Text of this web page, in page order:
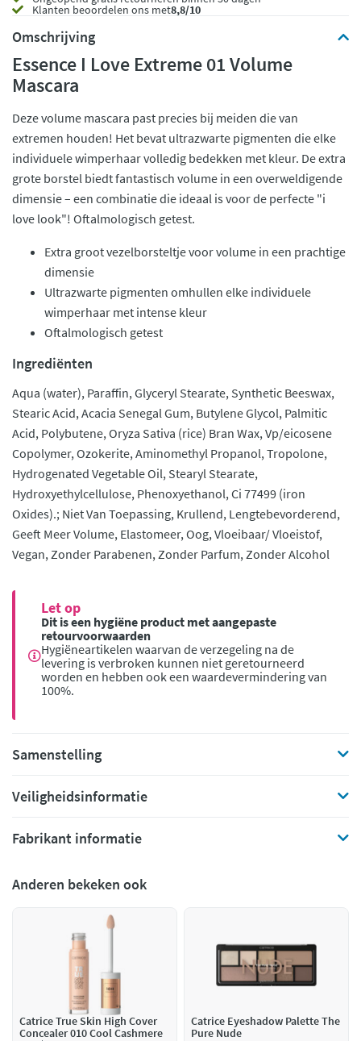
Klanten beoordelen ons met8,8/10
Omschrijving
Essence I Love Extreme 01 Volume
Mascara
Deze volume mascara past precies bij meiden die van
extremen houden! Het bevat ultrazwarte pigmenten die elke
individuele wimperhaar volledig bedekken met kleur. De extra
grote borstel biedt fantastisch volume in een overweldigende
dimensie – een combinatie die ideaal is voor de perfecte "i
love look"! Oftalmologisch getest.
Extra groot vezelborsteltje voor volume in een prachtige
dimensie
Ultrazwarte pigmenten omhullen elke individuele
wimperhaar met intense kleur
Oftalmologisch getest
Ingrediënten
Aqua (water), Paraffin, Glyceryl Stearate, Synthetic Beeswax,
Stearic Acid, Acacia Senegal Gum, Butylene Glycol, Palmitic
Acid, Polybutene, Oryza Sativa (rice) Bran Wax, Vp/eicosene
Copolymer, Ozokerite, Aminomethyl Propanol, Tropolone,
Hydrogenated Vegetable Oil, Stearyl Stearate,
Hydroxyethylcellulose, Phenoxyethanol, Ci 77499 (iron
Oxides).; Niet Van Toepassing, Krullend, Lengtebevorderend,
Geeft Meer Volume, Elastomeer, Oog, Vloeibaar/ Vloeistof,
Vegan, Zonder Parabenen, Zonder Parfum, Zonder Alcohol
Let op
Dit is een hygiëne product met aangepaste
retourvoorwaarden
Hygiëneartikelen waarvan de verzegeling na de
levering is verbroken kunnen niet geretourneerd
worden en hebben ook een waardevermindering van
100%.
Samenstelling
Veiligheidsinformatie
Fabrikant informatie
Anderen bekeken ook
Catrice True Skin High Cover
Concealer 010 Cool Cashmere
Catrice Eyeshadow Palette The
Pure Nude